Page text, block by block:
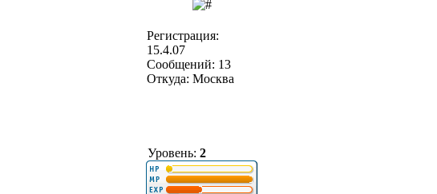
Регистрация:
15.4.07
Сообщений: 13
Откуда: Москва
Уровень: 2